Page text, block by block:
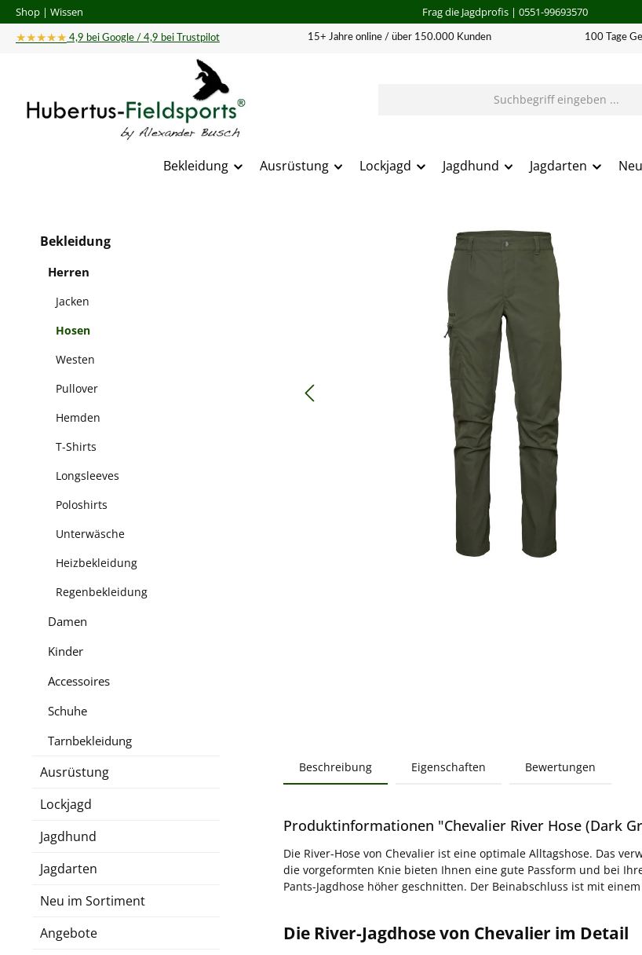
Hauptinhalt springen
Zur Suche springen
Zur Hauptnavigation springen
Shop | Wissen Frag die Jagdprofis| 0551-99693570
★★★★★ 4,9 bei Google / 4,9 bei Trustpilot 15+ Jahre online / über 150.000 Kunden 100 Tage
Bekleidung Ausrüstung Lockjagd Jagdhund Jagdarten
Bekleidung
Herren
Jacken
Hosen
Westen
Pullover
Hemden
T-Shirts
Longsleeves
Poloshirts
Unterwäsche
Heizbekleidung
Regenbekleidung
Damen
Kinder
Accessoires
Schuhe
Tarnbekleidung
Ausrüstung
Lockjagd
Jagdhund
Jagdarten
Neu im Sortiment
Angebote
Beschreibung Eigenschaften Bewertungen
Produktinformationen "Chevalier River Hose (Dark
Die River-Hose von Chevalier ist eine optimale Alltagshose. Das
die vorgeformten Knie bieten Ihnen eine gute Passform und bei
Pants-Jagdhose höher geschnitten. Der Beinabschluss ist mit
Die River-Jagdhose von Chevalier im Detail